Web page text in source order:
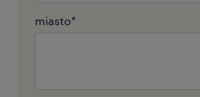
miasto*